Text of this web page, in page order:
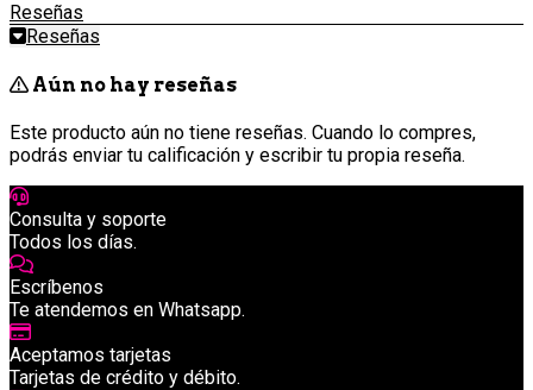
Reseñas
Reseñas
Aún no hay reseñas
Este producto aún no tiene reseñas. Cuando lo compres,
podrás enviar tu calificación y escribir tu propia reseña.
Consulta y soporte
Todos los días.
Escríbenos
Te atendemos en Whatsapp.
Aceptamos tarjetas
Tarjetas de crédito y débito.